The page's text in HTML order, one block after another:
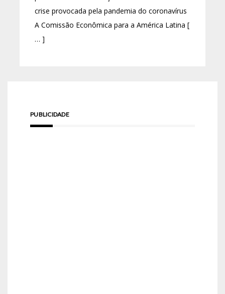
crise provocada pela pandemia do coronavírus
A Comissão Econômica para a América Latina [
… ]
PUBLICIDADE